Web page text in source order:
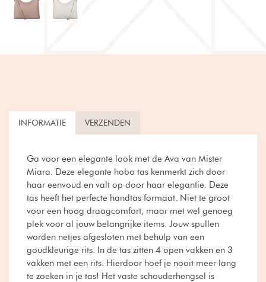
INFORMATIE VERZENDEN
Ga voor een elegante look met de Ava van Mister
Miara. Deze elegante hobo tas kenmerkt zich door
haar eenvoud en valt op door haar elegantie. Deze
tas heeft het perfecte handtas formaat. Niet te groot
voor een hoog draagcomfort, maar met wel genoeg
plek voor al jouw belangrijke items. Jouw spullen
worden netjes afgesloten met behulp van een
goudkleurige rits. In de tas zitten 4 open vakken en 3
vakken met een rits. Hierdoor hoef je nooit meer lang
te zoeken in je tas! Het vaste schouderhengsel is